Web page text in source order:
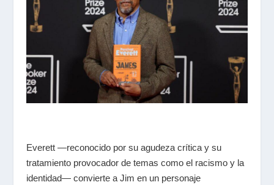
Everett —reconocido por su agudeza crítica y su
tratamiento provocador de temas como el racismo y la
identidad— convierte a Jim en un personaje